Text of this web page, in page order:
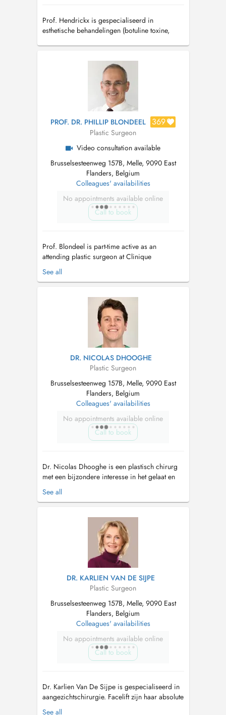
Prof. Hendrickx is gespecialiseerd in
esthetische behandelingen (botuline toxine,
PROF. DR. PHILLIP BLONDEEL 369
Plastic Surgeon
Video consultation available
Brusselsesteenweg 157B, Melle, 9090 East
Flanders, Belgium
Colleagues' availabilities
No appointments available online
Call to book
Prof. Blondeel is part-time active as an
attending plastic surgeon at Clinique
Montchoisi in Lausanne, Switzerland. He is also
the chairman of the Plastic and Reconstructive
Hospital and a full professor at the Ghent
University in Belgium. Prof. Blondee...
See all
DR. NICOLAS DHOOGHE
Plastic Surgeon
Brusselsesteenweg 157B, Melle, 9090 East
Flanders, Belgium
Colleagues' availabilities
No appointments available online
Call to book
Dr. Nicolas Dhooghe is een plastisch chirurg
met een bijzondere interesse in het gelaat en
meer specifiek de neus. Neuscorrecties zijn
zijn passie. Door grondige voorbespreking van
voor nazorg streeft hij steeds naar een
natuurlijk en harmonieus resultaa...
See all
DR. KARLIEN VAN DE SIJPE
Plastic Surgeon
Brusselsesteenweg 157B, Melle, 9090 East
Flanders, Belgium
Colleagues' availabilities
No appointments available online
Call to book
Dr. Karlien Van De Sijpe is gespecialiseerd in
aangezichtschirurgie. Facelift zijn haar absolute
specialiteit, maar ook voor minder ingrijpende
See all